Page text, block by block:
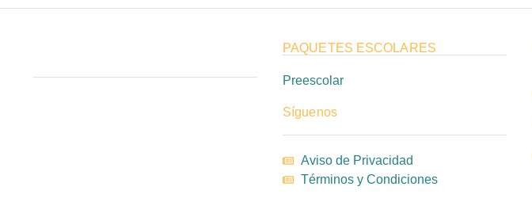
PAQUETES ESCOLARES
Preescolar
Síguenos
Aviso de Privacidad
Términos y Condiciones